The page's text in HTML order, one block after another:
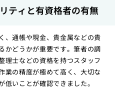
ティと有資格者の有無
、通帳や現金、貴金属などの貴
かどうかが重要です。筆者の調
理士などの資格を持つスタッフ
業の精度が極めて高く、大切な
いことが確認できました。